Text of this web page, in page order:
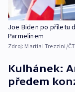
Joe Biden po příletu
Parmelinem
Zdroj: Martial Trezzini/
Kulhánek:
předem